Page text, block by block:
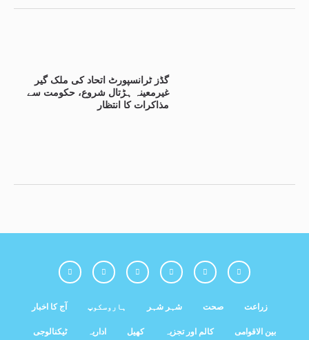
گڈز ٹرانسپورٹ اتحاد کی ملک گیر
غیرمعینہ ہڑتال شروع، حکومت سے
مذاکرات کا انتظار
آج کا اخبار ہاروسکوپ شہر شہر صحت زراعت
ٹیکنالوجی اداریہ کھیل کالم اور تجزیہ بین الاقوامی